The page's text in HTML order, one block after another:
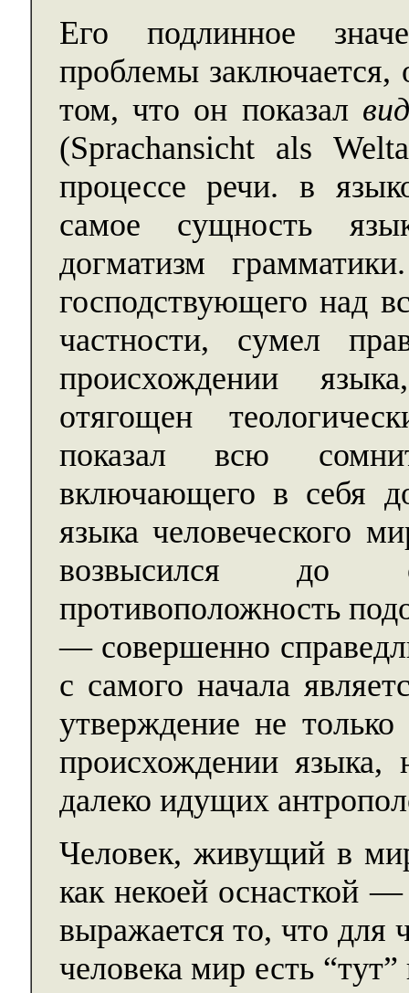
Его подлинное
проблемы заключается,
том, что он показал
(Sprachansicht als
процессе речи. в
самое сущность
догматизм
господствующего над
частности, сумел
происхождении
отягощен
показал всю
включающего в себя
языка человеческого
возвысился до
противоположность
— совершенно
с самого начала
утверждение не
происхождении
далеко идущих
Человек, живущий в
как некоей оснасткой
выражается то, что для
человека мир есть